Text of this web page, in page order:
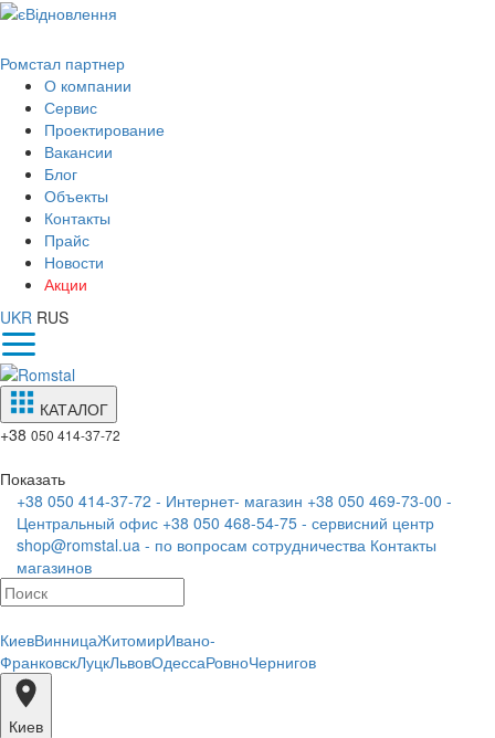
Ромстал партнер
О компании
Сервис
Проектирование
Вакансии
Блог
Объекты
Контакты
Прайс
Новости
Акции
UKR RUS
КАТАЛОГ
+38 050 414-37-72
Показать
+38 050 414-37-72 - Интернет- магазин +38 050 469-73-00 -
Центральный офис +38 050 468-54-75 - сервисний центр
shop@romstal.ua - по вопросам сотрудничества Контакты
магазинов
КиевВинницаЖитомирИвано-
ФранковскЛуцкЛьвовОдессаРовноЧернигов
Киев